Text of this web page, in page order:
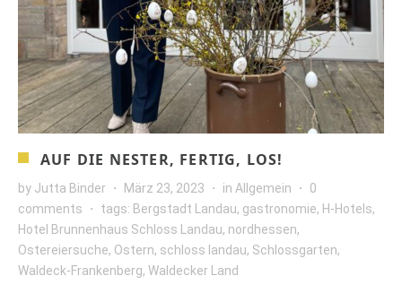
AUF DIE NESTER, FERTIG, LOS!
by Jutta Binder März 23, 2023 in Allgemein
0
comments
tags: Bergstadt Landau, gastronomie, H-Hotels,
Hotel Brunnenhaus Schloss Landau, nordhessen,
Ostereiersuche, Ostern, schloss landau, Schlossgarten,
Waldeck-Frankenberg, Waldecker Land